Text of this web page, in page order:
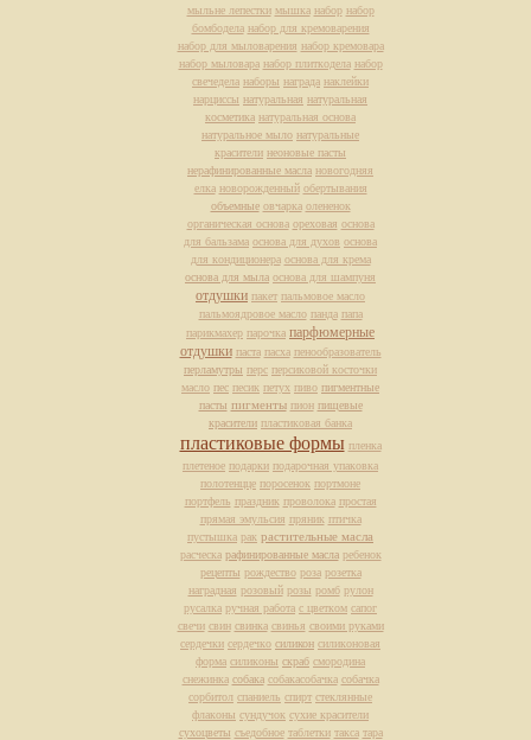
мыльне лепестки мышка набор набор
бомбодела набор для кремоварения
набор для мыловарения набор кремовара
набор мыловара набор плиткодела набор
свечедела наборы награда наклейки
нарциссы натуральная натуральная
косметика натуральная основа
натуральное мыло натуральные
красители неоновые пасты
нерафинированные масла новогодняя
елка новорожденный обертывания
объемные овчарка олененок
органическая основа ореховая основа
для бальзама основа для духов основа
для кондиционера основа для крема
основа для мыла основа для шампуня
отдушки пакет пальмовое масло
пальмоядровое масло панда папа
парикмахер парочка парфюмерные
отдушки паста пасха пенообразователь
перламутры перс персиковой косточки
масло пес песик петух пиво пигментные
пасты пигменты пион пищевые
красители пластиковая банка
пластиковые формы пленка
плетеное подарки подарочная упаковка
полотенцце поросенок портмоне
портфель праздник проволока простая
прямая эмульсия пряник птичка
пустышка рак растительные масла
расческа рафинированные масла ребенок
рецепты рождество роза розетка
наградная розовый розы ромб рулон
русалка ручная работа с цветком сапог
свечи свин свинка свинья своими руками
сердечки сердечко силикон силиконовая
форма силиконы скраб смородина
снежинка собака собакасобачка собачка
сорбитол спаниель спирт стеклянные
флаконы сундучок сухие красители
сухоцветы съедобное таблетки такса тара